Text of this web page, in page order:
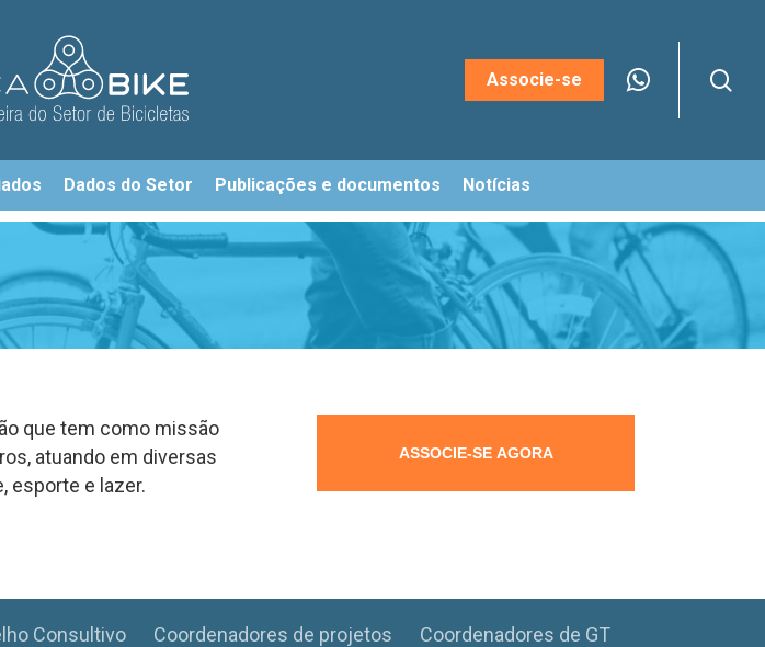
Associe-se
Dados do Setor Publicações e documentos Notícias
que tem como missão
atuando em diversas
esporte e lazer.
ASSOCIE-SE AGORA
Consultivo Coordenadores de projetos Coordenadores de GT